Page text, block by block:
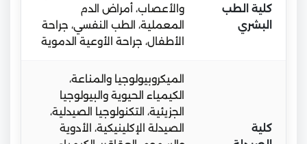
كلية الطب
البشري
والأعصاب، أمراض الدم
المعملية، الطب النفسي، جراحة
الأطفال، جراحة الأوعية الدموية
كلية
الميكروبيولوجيا والمناعة،
الكيمياء الحيوية والبيولوجيا
الجزيئية، التكنولوجيا الصيدلية،
الصيدلة الإكلينيكية، الأدوية